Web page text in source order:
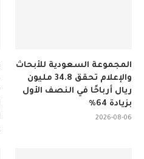
المجموعة السعودية للأبحاث
والإعلام تحقق 34.8 مليون
ريال أرباحًا في النصف الأول
بزيادة 64%
2026-08-06